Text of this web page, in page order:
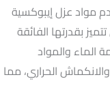
مواد عزل إيبوكسية
بقدرتها الفائقة
الماء والمواد
الحراري، مما